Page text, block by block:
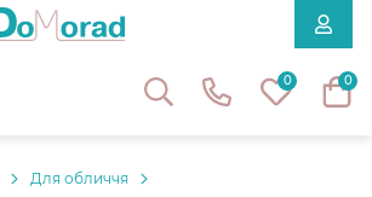
0 0
Для обличчя